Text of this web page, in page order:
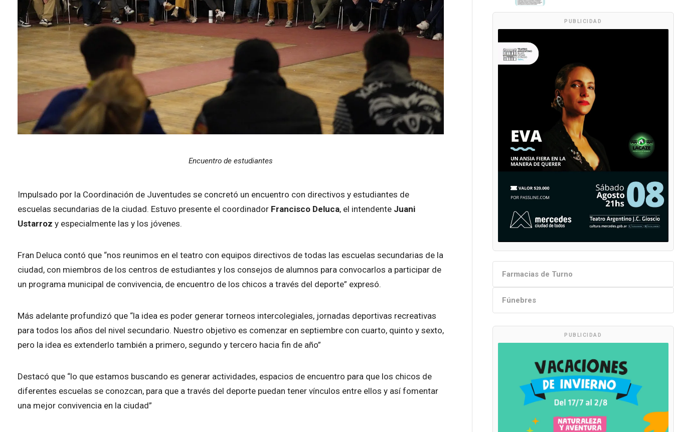
Encuentro de estudiantes
Impulsado por la Coordinación de Juventudes se concretó un encuentro con directivos y estudiantes de
escuelas secundarias de la ciudad. Estuvo presente el coordinador Francisco Deluca, el intendente Juani
Ustarroz y especialmente las y los jóvenes.
Fran Deluca contó que “nos reunimos en el teatro con equipos directivos de todas las escuelas secundarias de la
ciudad, con miembros de los centros de estudiantes y los consejos de alumnos para convocarlos a participar de
un programa municipal de convivencia, de encuentro de los chicos a través del deporte” expresó.
Más adelante profundizó que “la idea es poder generar torneos intercolegiales, jornadas deportivas recreativas
para todos los años del nivel secundario. Nuestro objetivo es comenzar en septiembre con cuarto, quinto y sexto,
pero la idea es extenderlo también a primero, segundo y tercero hacia fin de año”
Destacó que “lo que estamos buscando es generar actividades, espacios de encuentro para que los chicos de
diferentes escuelas se conozcan, para que a través del deporte puedan tener vínculos entre ellos y así fomentar
una mejor convivencia en la ciudad”
PUBLICIDAD
Farmacias de Turno
Fúnebres
PUBLICIDAD